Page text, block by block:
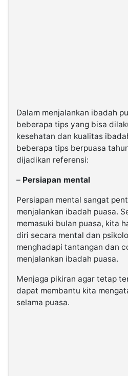
Dalam menjalankan ibadah
beberapa tips yang bisa
kesehatan dan kualitas
beberapa tips berpuasa
dijadikan referensi:
– Persiapan mental
Persiapan mental sangat
menjalankan ibadah puasa.
memasuki bulan puasa, kita
diri secara mental dan
menghadapi tantangan dan
menjalankan ibadah puasa.
Menjaga pikiran agar tetap
dapat membantu kita
selama puasa.